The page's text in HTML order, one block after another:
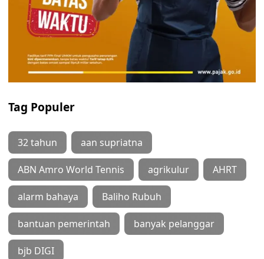
Tag Populer
32 tahun aan supriatna
ABN Amro World Tennis agrikulur AHRT
alarm bahaya Baliho Rubuh
bantuan pemerintah banyak pelanggar
bjb DIGI